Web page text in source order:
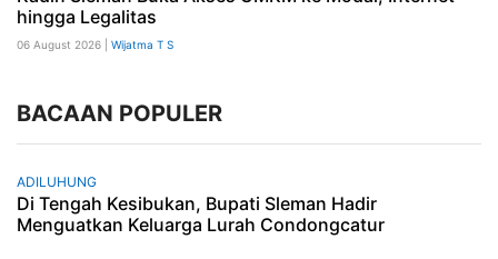
hingga Legalitas
06 August 2026 | Wijatma T S
BACAAN POPULER
ADILUHUNG
Di Tengah Kesibukan, Bupati Sleman Hadir
Menguatkan Keluarga Lurah Condongcatur